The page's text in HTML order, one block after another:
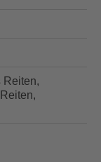
Reiten,